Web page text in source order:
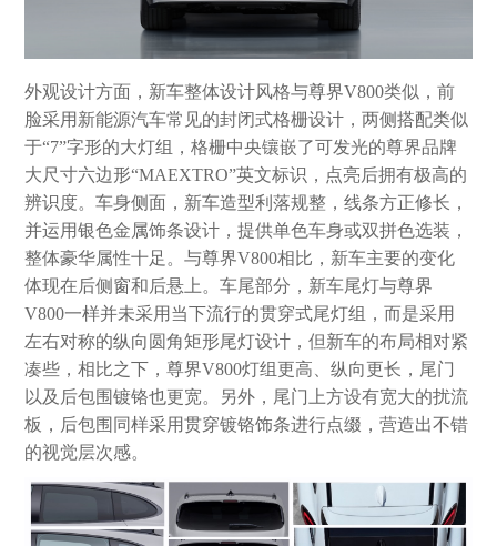
外观设计方面，新车整体设计风格与尊界V800类似，前
脸采用新能源汽车常见的封闭式格栅设计，两侧搭配类似
于“7”字形的大灯组，格栅中央镶嵌了可发光的尊界品牌
大尺寸六边形“MAEXTRO”英文标识，点亮后拥有极高的
辨识度。车身侧面，新车造型利落规整，线条方正修长，
并运用银色金属饰条设计，提供单色车身或双拼色选装，
整体豪华属性十足。与尊界V800相比，新车主要的变化
体现在后侧窗和后悬上。车尾部分，新车尾灯与尊界
V800一样并未采用当下流行的贯穿式尾灯组，而是采用
左右对称的纵向圆角矩形尾灯设计，但新车的布局相对紧
凑些，相比之下，尊界V800灯组更高、纵向更长，尾门
以及后包围镀铬也更宽。另外，尾门上方设有宽大的扰流
板，后包围同样采用贯穿镀铬饰条进行点缀，营造出不错
的视觉层次感。